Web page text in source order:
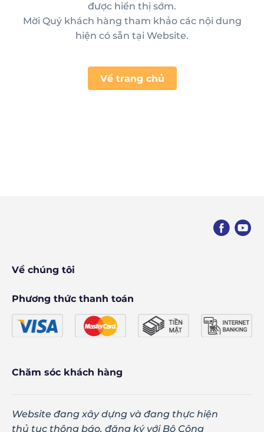
được hiển thị sớm.
Mời Quý khách hàng tham khảo các nội dung
hiện có sẵn tại Website.
Về trang chủ
Về chúng tôi
Phương thức thanh toán
Chăm sóc khách hàng
Website đang xây dựng và đang thực hiện
thủ tục thông báo, đăng ký với Bộ Công